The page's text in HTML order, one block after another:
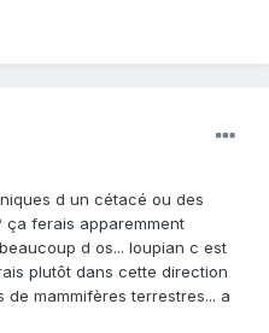
d un cétacé ou des
ça ferais apparemment
d os... loupian c est
plutôt dans cette direction
mammifères terrestres... a